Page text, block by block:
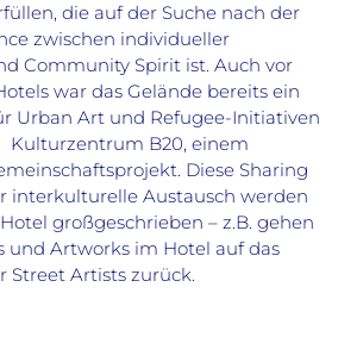
die auf der Suche nach der
zwischen individueller
Community Spirit ist. Auch vor
war das Gelände bereits ein
Urban Art und Refugee-Initiativen
Kulturzentrum B20, einem
Diese Sharing
interkulturelle Austausch werden
großgeschrieben – z.B. gehen
und Artworks im Hotel auf das
Street Artists zurück.